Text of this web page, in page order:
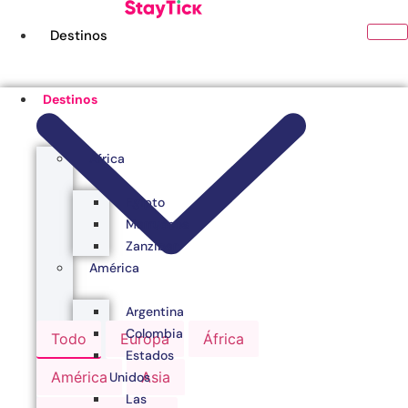
Destinos
Todo Europa África
América Asia
Destinos
África
Egipto
Marruecos
Zanzibar
América
Argentina
Colombia
Estados
Unidos
Las